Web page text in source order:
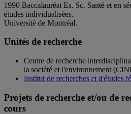
1990 Baccalauréat Es. Sc. Santé et en
études individualisées.
Université de Montréal.
Unités de recherche
Centre de recherche
la société et l'environnement
Institut de recherches et d'études
Projets de recherche et/ou de
cours